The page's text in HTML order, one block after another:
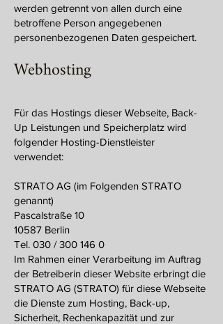
werden getrennt von allen durch eine
betroffene Person angegebenen
personenbezogenen Daten gespeichert.
Webhosting
Für das Hostings dieser Webseite, Back-
Up Leistungen und Speicherplatz wird
folgender Hosting-Dienstleister
verwendet:
STRATO AG (im Folgenden STRATO
genannt)
Pascalstraße 10
10587 Berlin
Tel. 030 / 300 146 0
Im Rahmen einer Verarbeitung im Auftrag
der Betreiberin dieser Website erbringt die
STRATO AG (STRATO) für diese Webseite
die Dienste zum Hosting, Back-up,
Sicherheit, Rechenkapazität und zur